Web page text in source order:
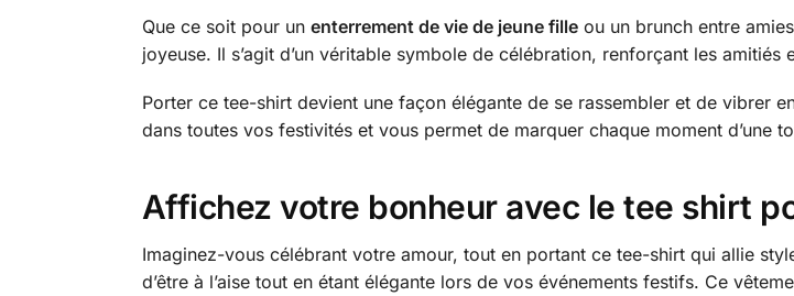
Que ce soit pour un enterrement de vie de jeune filleou un brunch entre
joyeuse. Il s’agit d’un véritable symbole de célébration, renforçant les
Porter ce tee-shirt devient une façon élégante de se rassembler et de vibrer
dans toutes vos festivités et vous permet de marquer chaque moment d’une
Affichez votre bonheur avec le tee shirt
Imaginez-vous célébrant votre amour, tout en portant ce tee-shirt qui allie
d’être à l’aise tout en étant élégante lors de vos événements festifs. Ce